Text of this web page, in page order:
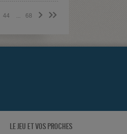
44 ... 68 > >>
LE JEU ET VOS PROCHES